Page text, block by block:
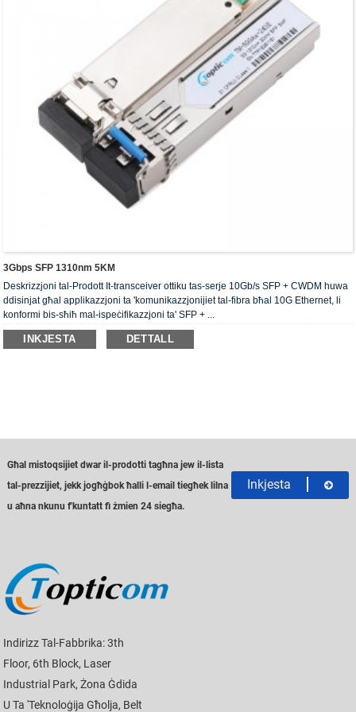
3Gbps SFP 1310nm 5KM
Deskrizzjoni tal-Prodott It-transceiver ottiku tas-serje 10Gb/s SFP + CWDM huwa
ddisinjat għal applikazzjoni ta 'komunikazzjonijiet tal-fibra bħal 10G Ethernet, li
konformi bis-sħiħ mal-ispeċifikazzjoni ta' SFP + ...
INKJESTA DETTALL
Għal mistoqsijiet dwar il-prodotti tagħna jew il-lista
tal-prezzijiet, jekk jogħġbok ħalli l-email tiegħek lilna
u aħna nkunu f'kuntatt fi żmien 24 siegħa.
Inkjesta
Indirizz Tal-Fabbrika: 3th
Floor, 6th Block, Laser
Industrial Park, Żona Ġdida
U Ta 'teknoloġija Għolja, Belt